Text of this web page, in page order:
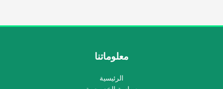
معلوماتنا
الرئيسية